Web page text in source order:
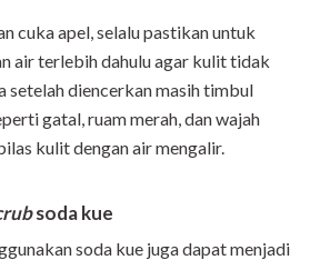
cuka apel, selalu pastikan untuk
air terlebih dahulu agar kulit tidak
setelah diencerkan masih timbul
gatal, ruam merah, dan wajah
kulit dengan air mengalir.
soda kue
soda kue juga dapat menjadi